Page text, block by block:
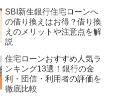
SBI新生銀行住宅ローンへ
の借り換えはお得？借り換
えのメリットや注意点を解
説
住宅ローンおすすめ人気ラ
ンキング13選！銀行の金
利・団信・利用者の評価を
徹底比較